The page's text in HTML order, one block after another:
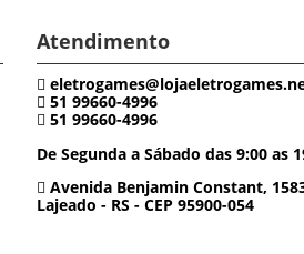
Atendimento
51 99660-4996
51 99660-4996
De Segunda a Sábado das 9:00 as
Avenida Benjamin Constant,
Lajeado - RS - CEP 95900-054